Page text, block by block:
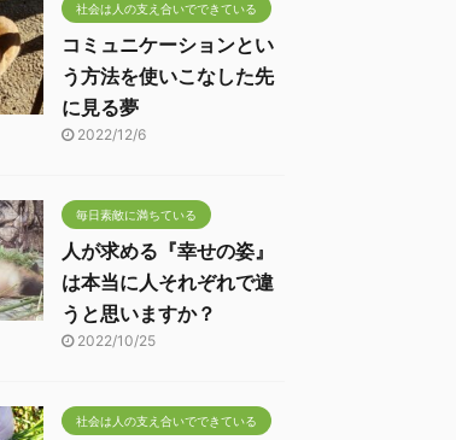
社会は人の支え合いでできている
コミュニケーションとい
う方法を使いこなした先
に見る夢
2022/12/6
毎日素敵に満ちている
人が求める『幸せの姿』
は本当に人それぞれで違
うと思いますか？
2022/10/25
社会は人の支え合いでできている